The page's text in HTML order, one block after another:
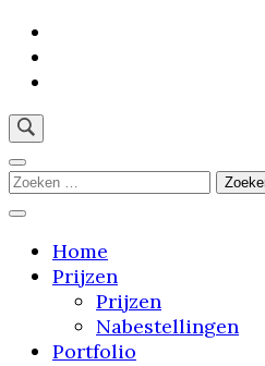
Skip
content
Enter)
"Stap binnen in mijn
verhaal tot leven komt"
Zoeken
Home
Prijzen
Prijzen
Nabestellingen
Portfolio